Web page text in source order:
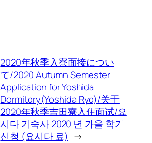
2020年秋季入寮面接につい
て/2020 Autumn Semester
Application for Yoshida
Dormitory(Yoshida Ryo)/关于
2020年秋季吉田寮入住面试/요
시다 기숙사 2020 년 가을 학기
신청 (요시다 료) →